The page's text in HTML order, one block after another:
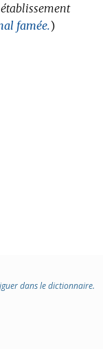
famée.)
dans le dictionnaire.